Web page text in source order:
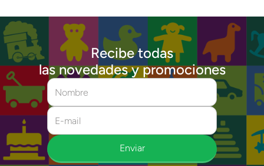
Recibe todas
las novedades y promociones
Enviar